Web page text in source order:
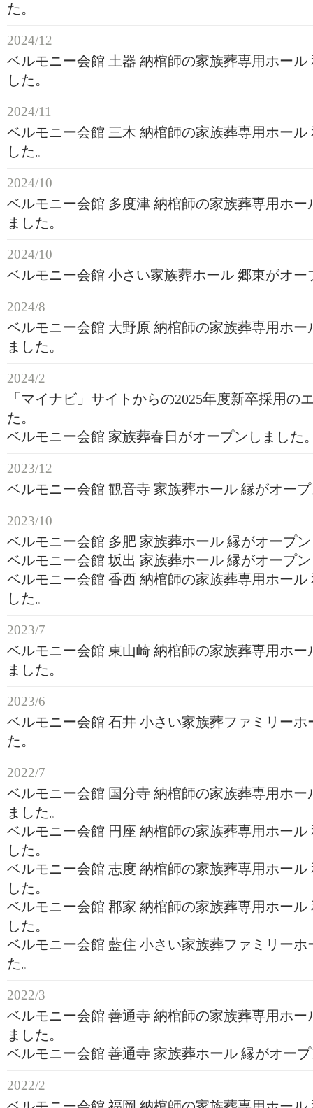
た。
2024/12
ベルモニー会館 土器 納棺師の家族葬専用ホー
した。
2024/11
ベルモニー会館 三木 納棺師の家族葬専用ホー
した。
2024/10
ベルモニー会館 多度津 納棺師の家族葬専用ホ
ました。
2024/10
ベルモニー会館 小さい家族葬ホール 郷東がオー
2024/8
ベルモニー会館 大野原 納棺師の家族葬専用ホ
ました。
2024/2
「マイナビ」サイトからの2025年度新卒採用の
た。
ベルモニー会館 家族葬春日がオープンしました
2023/12
ベルモニー会館 観音寺 家族葬ホール 縁がオー
2023/10
ベルモニー会館 多肥 家族葬ホール 縁がオープ
ベルモニー会館 坂出 家族葬ホール 縁がオープ
ベルモニー会館 香西 納棺師の家族葬専用ホー
した。
2023/7
ベルモニー会館 東山崎 納棺師の家族葬専用ホ
ました。
2023/6
ベルモニー会館 石井 小さい家族葬ファミリー
た。
2022/7
ベルモニー会館 国分寺 納棺師の家族葬専用ホ
ました。
ベルモニー会館 円座 納棺師の家族葬専用ホー
した。
ベルモニー会館 志度 納棺師の家族葬専用ホー
した。
ベルモニー会館 郡家 納棺師の家族葬専用ホー
した。
ベルモニー会館 藍住 小さい家族葬ファミリー
た。
2022/3
ベルモニー会館 善通寺 納棺師の家族葬専用ホ
ました。
ベルモニー会館 善通寺 家族葬ホール 縁がオー
2022/2